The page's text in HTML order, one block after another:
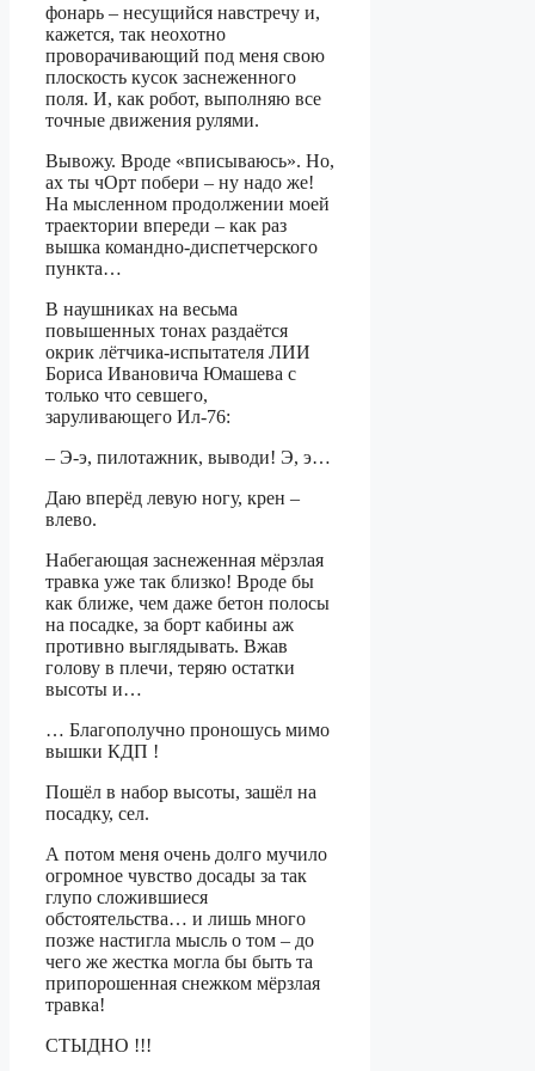
фонарь – несущийся навстречу и,
кажется, так неохотно
проворачивающий под меня свою
плоскость кусок заснеженного
поля. И, как робот, выполняю все
точные движения рулями.
Вывожу. Вроде «вписываюсь». Но,
ах ты чОрт побери – ну надо же!
На мысленном продолжении моей
траектории впереди – как раз
вышка командно-диспетчерского
пункта…
В наушниках на весьма
повышенных тонах раздаётся
окрик лётчика-испытателя ЛИИ
Бориса Ивановича Юмашева с
только что севшего,
заруливающего Ил-76:
– Э-э, пилотажник, выводи! Э, э…
Даю вперёд левую ногу, крен –
влево.
Набегающая заснеженная мёрзлая
травка уже так близко! Вроде бы
как ближе, чем даже бетон полосы
на посадке, за борт кабины аж
противно выглядывать. Вжав
голову в плечи, теряю остатки
высоты и…
… Благополучно проношусь мимо
вышки КДП !
Пошёл в набор высоты, зашёл на
посадку, сел.
А потом меня очень долго мучило
огромное чувство досады за так
глупо сложившиеся
обстоятельства… и лишь много
позже настигла мысль о том – до
чего же жестка могла бы быть та
припорошенная снежком мёрзлая
травка!
СТЫДНО !!!